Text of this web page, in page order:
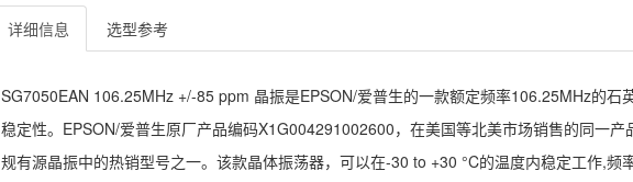
详细信息 选型参考
SG7050EAN 106.25MHz +/-85 ppm 晶振是EPSON/爱普生的一款额定频率106.25MHz的
稳定性。EPSON/爱普生原厂产品编码X1G004291002600，在美国等北美市场销售的同一
规有源晶振中的热销型号之一。该款晶体振荡器，可以在-30 to +30 °C的温度内稳定工作,